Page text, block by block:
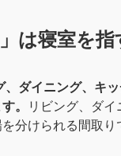
は寝室を
ダイニング、キ
。
リビング、ダ
分けられる間取り